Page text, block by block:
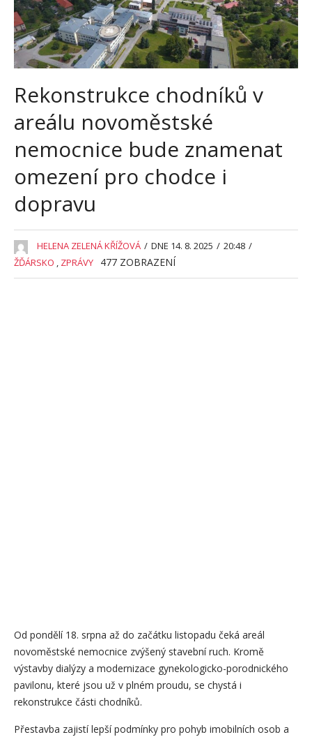
Rekonstrukce chodníků v
areálu novoměstské
nemocnice bude znamenat
omezení pro chodce i
dopravu
HELENA ZELENÁ KŘÍŽOVÁ / DNE 14. 8. 2025 / 20:48 /
ŽĎÁRSKO , ZPRÁVY 477 ZOBRAZENÍ
Od pondělí 18. srpna až do začátku listopadu čeká areál
novoměstské nemocnice zvýšený stavební ruch. Kromě
výstavby dialýzy a modernizace gynekologicko-porodnického
pavilonu, které jsou už v plném proudu, se chystá i
rekonstrukce části chodníků.
Přestavba zajistí lepší podmínky pro pohyb imobilních osob a